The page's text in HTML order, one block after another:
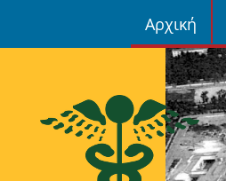
Αρχική